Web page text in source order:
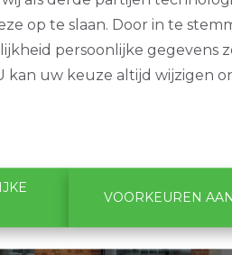
op te slaan. Door in te
persoonlijke gegevens
kan uw keuze altijd wijzigen
VOORKEUREN